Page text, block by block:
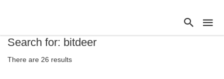
Search for: bitdeer
There are 26 results